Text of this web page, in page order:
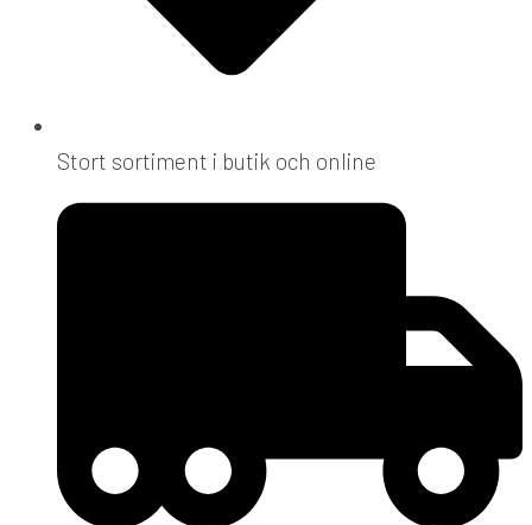
Stort sortiment i butik och online